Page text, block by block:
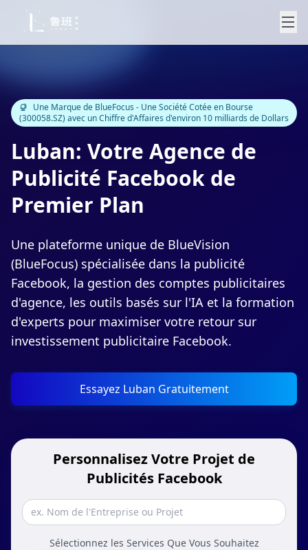
Une Marque de BlueFocus - Une Société Cotée en Bourse
(300058.SZ) avec un Chiffre d'Affaires d'environ 10 milliards de Dollars
Luban: Votre Agence de
Publicité Facebook de
Premier Plan
Une plateforme unique de BlueVision
(BlueFocus) spécialisée dans la publicité
Facebook, la gestion des comptes publicitaires
d'agence, les outils basés sur l'IA et la formation
d'experts pour maximiser votre retour sur
investissement publicitaire Facebook.
Essayez Luban Gratuitement
Personnalisez Votre Projet de
Publicités Facebook
Sélectionnez les Services Que Vous Souhaitez